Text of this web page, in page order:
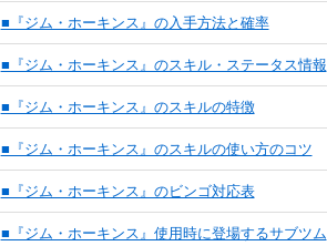
■『ジム・ホーキンス』の入手方法と確率
■『ジム・ホーキンス』のスキル・ステータス情報
■『ジム・ホーキンス』のスキルの特徴
■『ジム・ホーキンス』のスキルの使い方のコツ
■『ジム・ホーキンス』のビンゴ対応表
■『ジム・ホーキンス』使用時に登場するサブツム